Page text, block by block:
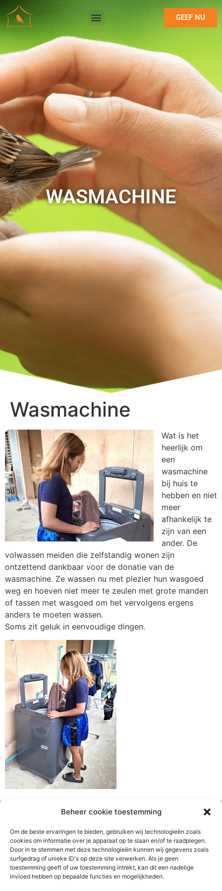
Beheer cookie toestemming
Om de beste ervaringen te bieden, gebruiken wij technologieën zoals
cookies om informatie over je apparaat op te slaan en/of te raadplegen.
Door in te stemmen met deze technologieën kunnen wij gegevens zoals
surfgedrag of unieke ID's op deze site verwerken. Als je geen
toestemming geeft of uw toestemming intrekt, kan dit een nadelige
invloed hebben op bepaalde functies en mogelijkheden.
GEEF NU
WASMACHINE
Wasmachine
Wat is het
heerlijk om
een
wasmachine
bij huis te
hebben en niet
meer
afhankelijk te
zijn van een
ander. De
volwassen meiden die zelfstandig wonen zijn
ontzettend dankbaar voor de donatie van de
wasmachine. Ze wassen nu met plezier hun wasgoed
weg en hoeven niet meer te zeulen met grote manden
of tassen met wasgoed om het vervolgens ergens
anders te moeten wassen.
Soms zit geluk in eenvoudige dingen.